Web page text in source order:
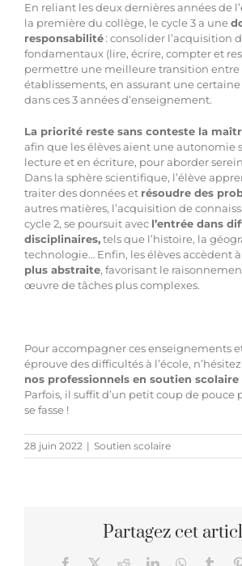
En reliant les deux dernières années de
la première du collège, le cycle 3 a une
responsabilité: consolider l’acquisition
fondamentaux (lire, écrire, compter et
permettre une meilleure transition entre
établissements, en assurant une
dans ces 3 années d’enseignement.
La priorité reste sans conteste la
afin que les élèves aient une autonomie
lecture et en écriture, pour aborder
Dans la sphère scientifique, l’élève
traiter des données et résoudre des
autres matières, l’acquisition de
cycle 2, se poursuit avec l’entrée dans
disciplinaires,tels que l’histoire, la
technologie… Enfin, les élèves accèdent
plus abstraite, favorisant le
œuvre de tâches plus complexes.
Pour accompagner ces enseignements
éprouve des difficultés à l’école,
nos professionnels en soutien scolaire
Parfois, il suffit d’un petit coup de pouce
se fasse !
28 juin 2022 | Soutien scolaire
Partagez cet
Facebook RedditLinkedInWhatsApp